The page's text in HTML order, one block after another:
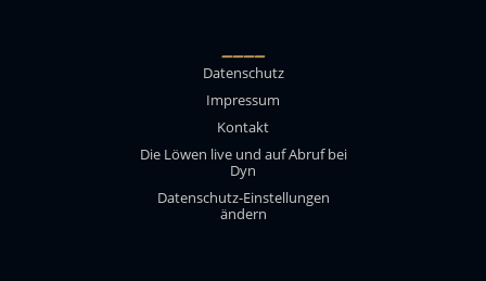
____
Datenschutz
Impressum
Kontakt
Die Löwen live und auf Abruf bei
Dyn
Datenschutz-Einstellungen
ändern